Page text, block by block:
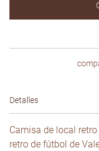
Detalles
Camisa de local
retro de fútbol de